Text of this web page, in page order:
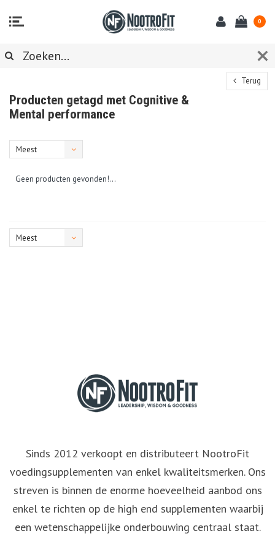
0
Terug
Producten getagd met Cognitive &
Mental performance
Meest
Geen producten gevonden!...
Meest
Sinds 2012 verkoopt en distributeert NootroFit
voedingsupplementen van enkel kwaliteitsmerken. Ons
streven is binnen de enorme hoeveelheid aanbod ons
enkel te richten op de high end supplementen waarbij
een wetenschappelijke onderbouwing centraal staat.